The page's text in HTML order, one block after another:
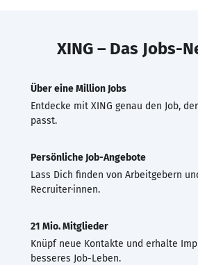
XING – Das Jobs-
Über eine Million Jobs
Entdecke mit XING genau den Job,
passt.
Persönliche Job-Angebote
Lass Dich finden von Arbeitgebern
Recruiter·innen.
21 Mio. Mitglieder
Knüpf neue Kontakte und erhalte
besseres Job-Leben.